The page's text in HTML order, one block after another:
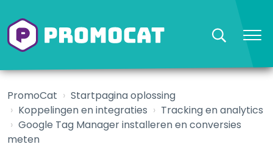
PromoCat
Startpagina oplossing
Koppelingen en integraties
Tracking en analytics
Google Tag Manager installeren en conversies
meten